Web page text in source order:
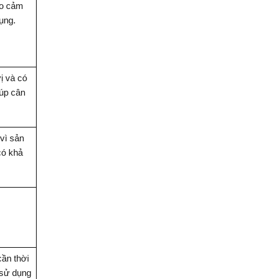
cảm
và có
cân
sản
khả
thời
dụng